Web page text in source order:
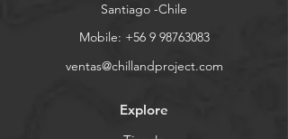
Santiago -Chile
Mobile: +56 9 98763083
ventas@chillandproject.com
Explore